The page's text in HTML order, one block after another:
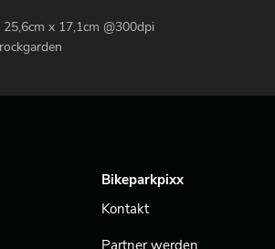
x 17,1cm @300dpi
Bikeparkpixx
Kontakt
Partner werden